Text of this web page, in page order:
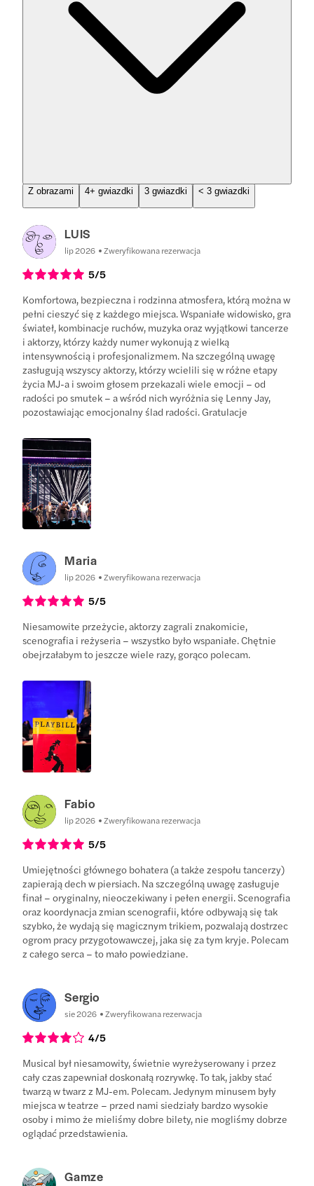
Z obrazami 4+ gwiazdki 3 gwiazdki < 3 gwiazdki
LUIS
lip 2026 Zweryfikowana rezerwacja
5/5
Komfortowa, bezpieczna i rodzinna atmosfera, którą można w
pełni cieszyć się z każdego miejsca. Wspaniałe widowisko, gra
świateł, kombinacje ruchów, muzyka oraz wyjątkowi tancerze
i aktorzy, którzy każdy numer wykonują z wielką
intensywnością i profesjonalizmem. Na szczególną uwagę
zasługują wszyscy aktorzy, którzy wcielili się w różne etapy
życia MJ-a i swoim głosem przekazali wiele emocji – od
radości po smutek – a wśród nich wyróżnia się Lenny Jay,
pozostawiając emocjonalny ślad radości. Gratulacje
Maria
lip 2026 Zweryfikowana rezerwacja
5/5
Niesamowite przeżycie, aktorzy zagrali znakomicie,
scenografia i reżyseria – wszystko było wspaniałe. Chętnie
obejrzałabym to jeszcze wiele razy, gorąco polecam.
Fabio
lip 2026 Zweryfikowana rezerwacja
5/5
Umiejętności głównego bohatera (a także zespołu tancerzy)
zapierają dech w piersiach. Na szczególną uwagę zasługuje
finał – oryginalny, nieoczekiwany i pełen energii. Scenografia
oraz koordynacja zmian scenografii, które odbywają się tak
szybko, że wydają się magicznym trikiem, pozwalają dostrzec
ogrom pracy przygotowawczej, jaka się za tym kryje. Polecam
z całego serca – to mało powiedziane.
Sergio
sie 2026 Zweryfikowana rezerwacja
4/5
Musical był niesamowity, świetnie wyreżyserowany i przez
cały czas zapewniał doskonałą rozrywkę. To tak, jakby stać
twarzą w twarz z MJ-em. Polecam. Jedynym minusem były
miejsca w teatrze – przed nami siedziały bardzo wysokie
osoby i mimo że mieliśmy dobre bilety, nie mogliśmy dobrze
oglądać przedstawienia.
Gamze